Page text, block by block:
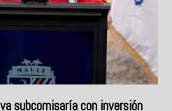
subcomisaría con inversión